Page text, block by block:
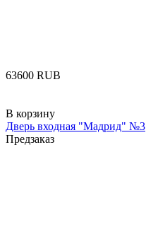
‍63600‍ RUB
В корзину
Дверь входная "Мадрид" №3
Предзаказ